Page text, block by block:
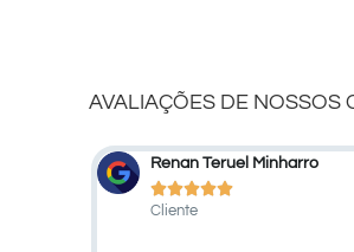
AVALIAÇÕES DE NOSSOS
Marcelo Marcato

Cliente